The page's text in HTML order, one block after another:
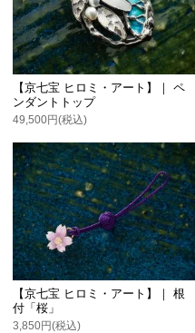
【京七宝 ヒロミ・アート】｜ ペ
ンダントトップ
49,500円(税込)
【京七宝 ヒロミ・アート】｜ 根
付「桜」
3,850円(税込)